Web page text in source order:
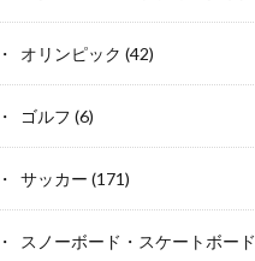
オリンピック (42)
ゴルフ (6)
サッカー (171)
スノーボード・スケートボード